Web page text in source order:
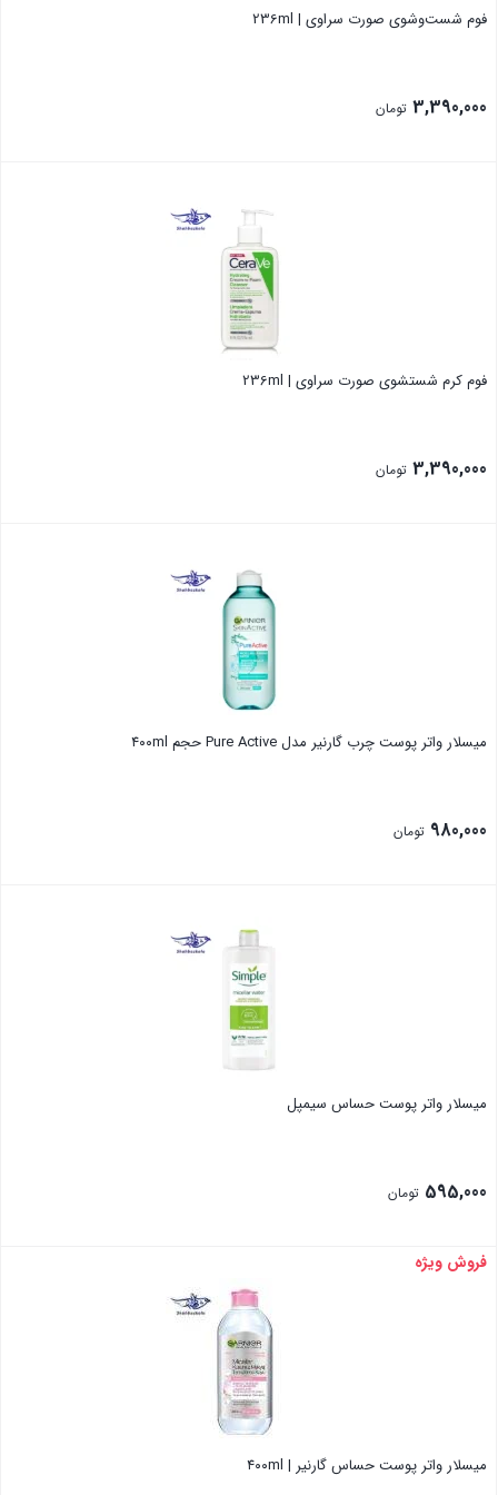
فوم شست‌وشوی صورت سراوی | 236ml
3,390,000 تومان
فوم کرم شستشوی صورت سراوی | 236ml
3,390,000 تومان
میسلار واتر پوست چرب گارنیر مدل Pure Active حجم ۴۰۰ml
980,000 تومان
میسلار واتر پوست حساس سیمپل
595,000 تومان
بستن
فروش ویژه
میسلار واتر پوست حساس گارنیر | ۴۰۰ml